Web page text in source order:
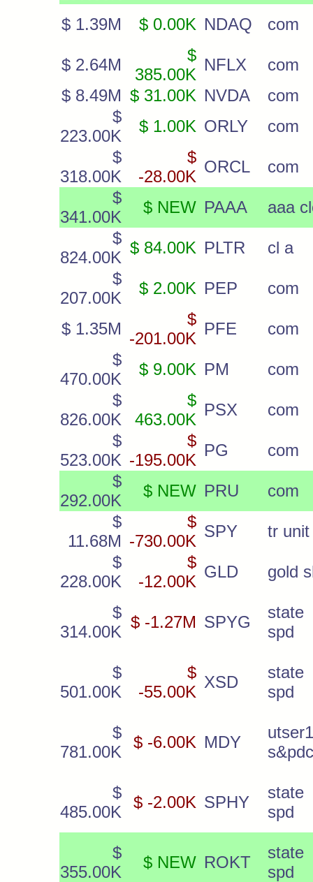
$ 1.39M $ 0.00K NDAQ com
$ 2.64M
$
385.00K
NFLX
com
$ 8.49M $ 31.00K NVDA
com
$
223.00K
$ 1.00K ORLY
com
$
318.00K
$
-28.00K
ORCL
com
$
341.00K
$ NEW PAAA
aaa
$
824.00K
$ 84.00K PLTR
cl a
$
207.00K
$ 2.00K PEP com
$ 1.35M
$
-201.00K
PFE
com
$
470.00K
$ 9.00K PM
com
$
826.00K
$
463.00K
PSX
com
$
523.00K
$
-195.00K
PG
com
$
292.00K
$ NEW PRU
com
$
11.68M
$
-730.00K
SPY
tr unit
$
228.00K
$
-12.00K
GLD gold
$
314.00K
$ -1.27M SPYG
state
spd
$
501.00K
$
-55.00K
XSD
state
spd
$
781.00K
$ -6.00K MDY
utser1
$
485.00K
$ -2.00K SPHY
state
spd
$
355.00K
$ NEW ROKT
state
spd